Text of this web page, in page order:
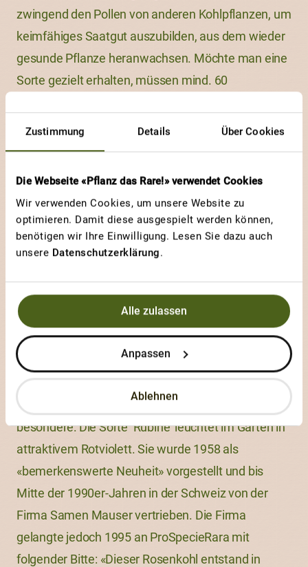
Zustimmung Details Über Cookies
Die Webseite «Pflanz das Rare!» verwendet Cookies
Wir verwenden Cookies, um unsere Website zu
optimieren. Damit diese ausgespielt werden können,
benötigen wir Ihre Einwilligung. Lesen Sie dazu auch
unsere Datenschutzerklärung.
Alle zulassen
Anpassen
Ablehnen
zwingend den Pollen von anderen Kohlpflanzen, um
keimfähiges Saatgut auszubilden, aus dem wieder
gesunde Pflanze heranwachsen. Möchte man eine
Sorte gezielt erhalten, müssen mind. 60
Hausgarten natürlich kaum machbar. Diese
dem Markt, die auch im grössten Hausgarten nicht
erhalten werden können. Diese punkten zwar mit
besserer Wüchsigkeit, fester geschlossenen
Röschen und Homogenität, dafür sind die alten,
samenechten Sorten bestens an lokale
Begebenheiten angepasst und geschmacklich sehr
gut.
ProSpecieRara hat nur gerade vier Rosenkohlsorten
in Erhaltung. Eine davon ist jedoch eine ganz
besondere: Die Sorte ‘Rubine’ leuchtet im Garten in
attraktivem Rotviolett. Sie wurde 1958 als
«bemerkenswerte Neuheit» vorgestellt und bis
Mitte der 1990er-Jahren in der Schweiz von der
Firma Samen Mauser vertrieben. Die Firma
gelangte jedoch 1995 an ProSpecieRara mit
folgender Bitte: «Dieser Rosenkohl entstand in